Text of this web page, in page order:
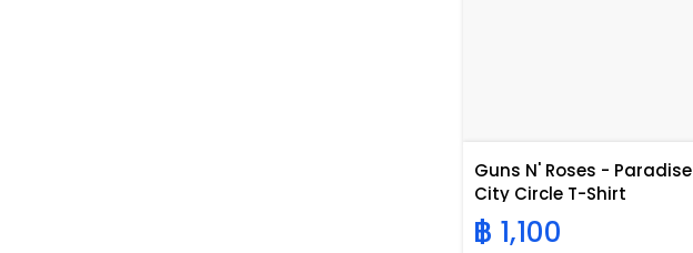
Guns N' Roses - Paradise
City Circle T-Shirt
฿ 1,100